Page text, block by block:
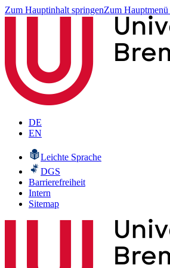
Zum Hauptinhalt springenZum Hauptmenü
DE
EN
Leichte Sprache
DGS
Barrierefreiheit
Intern
Sitemap